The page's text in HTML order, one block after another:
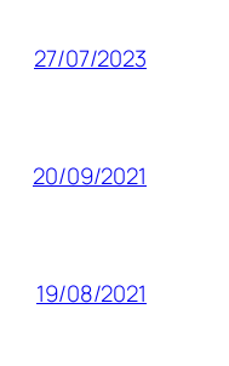
27/07/2023
20/09/2021
19/08/2021